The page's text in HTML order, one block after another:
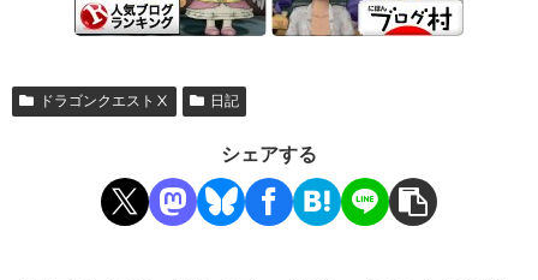
ドラゴンクエストⅩ 日記
シェアする